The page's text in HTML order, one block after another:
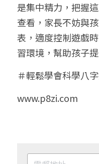
是集中精力，把握
查看，家長不妨與
表，適度控制遊戲
習環境，幫助孩子
＃輕鬆學會科學八
www.p8zi.com